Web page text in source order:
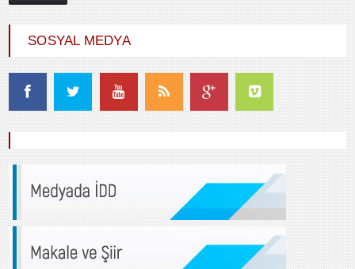
SOSYAL MEDYA